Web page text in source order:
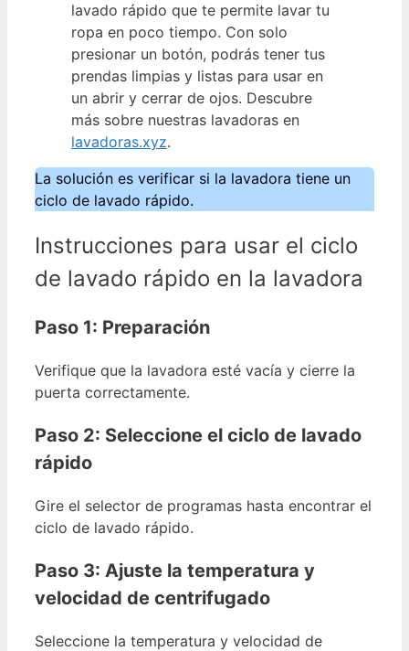
lavado rápido que te permite lavar tu
ropa en poco tiempo. Con solo
presionar un botón, podrás tener tus
prendas limpias y listas para usar en
un abrir y cerrar de ojos. Descubre
más sobre nuestras lavadoras en
lavadoras.xyz.
La solución es verificar si la lavadora tiene un
ciclo de lavado rápido.
Instrucciones para usar el ciclo
de lavado rápido en la lavadora
Paso 1: Preparación
Verifique que la lavadora esté vacía y cierre la
puerta correctamente.
Paso 2: Seleccione el ciclo de lavado
rápido
Gire el selector de programas hasta encontrar el
ciclo de lavado rápido.
Paso 3: Ajuste la temperatura y
velocidad de centrifugado
Seleccione la temperatura y velocidad de